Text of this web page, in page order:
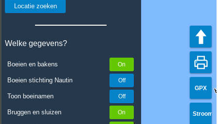
Welke gegevens?
Boeien en bakens
Boeien stichting Nautin
Toon boeinamen
Bruggen en sluizen
GPX
Stroom